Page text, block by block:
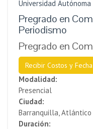
Universidad Autónoma
Pregrado en
Periodismo
Pregrado en
Recibir Costos y
Modalidad:
Presencial
Ciudad:
Barranquilla, Atlántico
Duración: